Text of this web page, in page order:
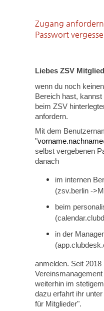
Zugang anfordern
Passwort
Liebes ZSV
wenn du noch
Bereich hast,
beim ZSV
anfordern.
Mit dem
"
selbst vergebenen
danach
im internen
(zsv.berlin -
beim
in der
anmelden. Seit
weiterhin im
dazu erfahrt ihr
für Mitglieder".